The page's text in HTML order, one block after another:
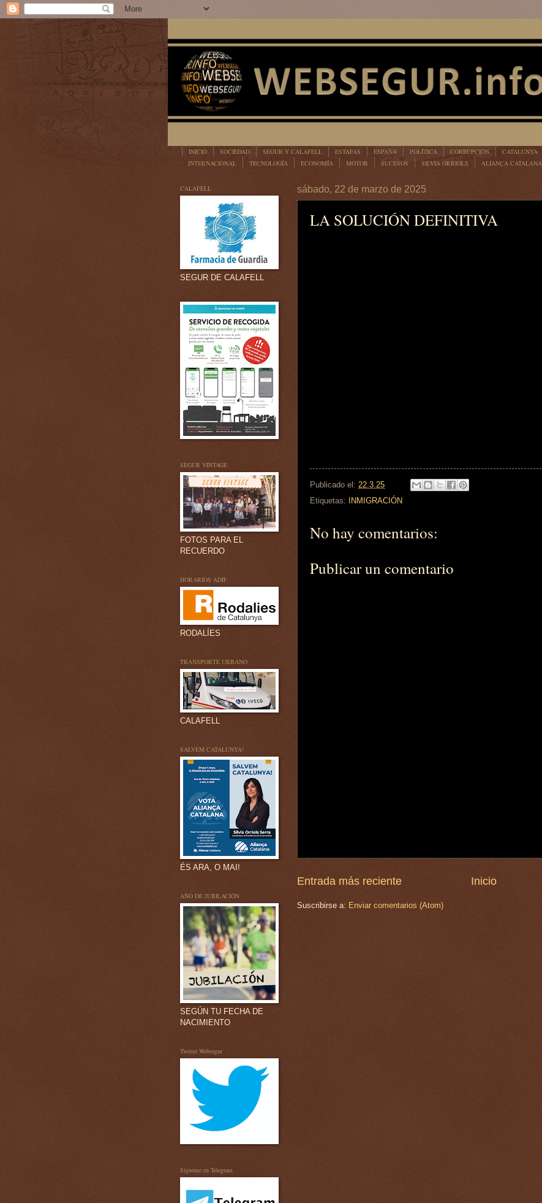
INICIO SOCIEDAD SEGUR Y CALAFELL ESTAFAS ESPAÑA POLÍTICA CORRUPCIÓN CATALUNYA
INTERNACIONAL
TECNOLOGÍA ECONOMÍA MOTOR SUCESOS SILVIA ORRIOLS ALIANÇA CATALANA
sábado, 22 de marzo de 2025
LA SOLUCIÓN DEFINITIVA
Publicado el: 22.3.25
Etiquetas:
INMIGRACIÓN
No hay comentarios:
Publicar un comentario
Entrada más reciente Inicio
Suscribirse a: Enviar comentarios (Atom)
CALAFELL
SEGUR DE CALAFELL
SEGUR VINTAGE
FOTOS PARA EL
RECUERDO
HORARIOS ADIF
RODALÍES
TRANSPORTE URBANO
CALAFELL
SALVEM CATALUNYA!
ÉS ARA, O MAI!
AÑO DE JUBILACIÓN
SEGÚN TU FECHA DE
NACIMIENTO
Twitter Websegur
Sígueme en Telegram